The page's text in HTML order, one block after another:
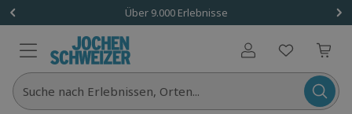
Über 9.000 Erlebnisse
Benutzerkonto
Suche nach Erlebnissen, Orten...